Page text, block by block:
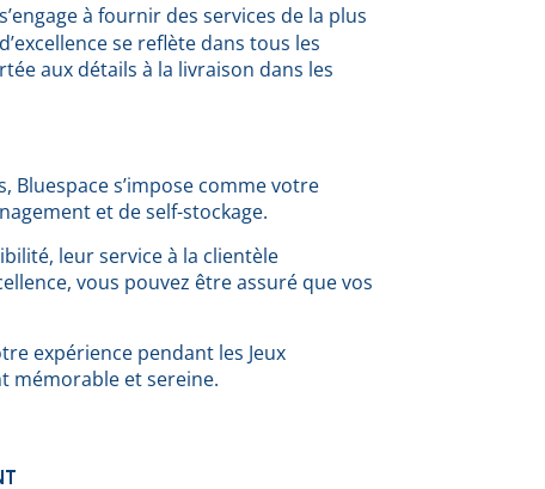
à fournir des services de la plus
se reflète dans tous les
aux détails à la livraison dans les
Bluespace s’impose comme votre
et de self-stockage.
leur service à la clientèle
vous pouvez être assuré que vos
expérience pendant les Jeux
mémorable et sereine.